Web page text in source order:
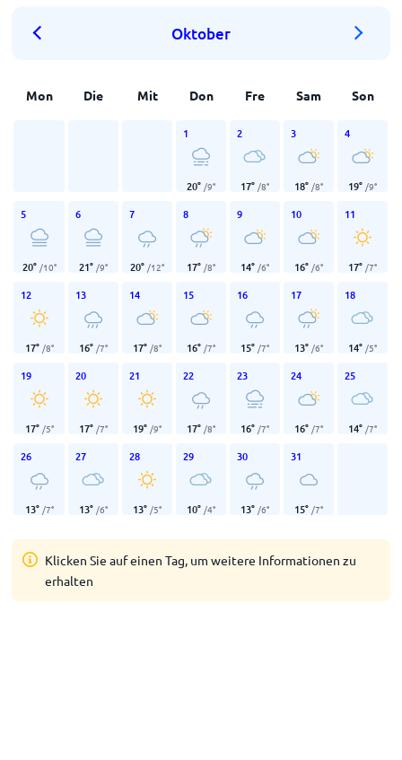
Oktober
Mon Die Mit Don Fre Sam Son
1
20° /9°
2
17° /8°
3
18° /8°
4
19° /9°
5
20° /10°
6
21° /9°
7
20° /12°
8
17° /8°
9
14° /6°
10
16° /6°
11
17° /7°
12
17° /8°
13
16° /7°
14
17° /8°
15
16° /7°
16
15° /7°
17
13° /6°
18
14° /5°
19
17° /5°
20
17° /7°
21
19° /9°
22
17° /8°
23
16° /7°
24
16° /7°
25
14° /7°
26
13° /7°
27
13° /6°
28
13° /5°
29
10° /4°
30
13° /6°
31
15° /7°
Klicken Sie auf einen Tag, um weitere Informationen zu
erhalten